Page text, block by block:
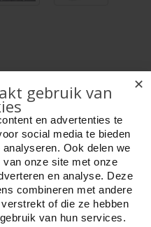
✕
gebruik van
en advertenties te
social media te bieden
Ook delen we
onze site met onze
en analyse. Deze
combineren met andere
of die ze hebben
van hun services.